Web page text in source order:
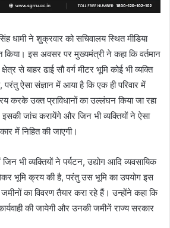
धामी ने शुक्रवार को सचिवालय स्थित मीडिया
किया। इस अवसर पर मुख्यमंत्री ने कहा कि वर्तमान
से बाहर ढाई सौ वर्ग मीटर भूमि कोई भी व्यक्ति
ऐसा संज्ञान में आया है कि एक ही परिवार में
उक्त प्राविधानों का उल्लंघन किया जा रहा
जांच करायेंगे और जिन भी व्यक्तियों ने ऐसा
में निहित की जाएगी।
भी व्यक्तियों ने पर्यटन, उद्योग आदि व्यवसायिक
भूमि क्रय की है, परंतु उस भूमि का उपयोग इस
का विवरण तैयार करा रहे हैं। उन्होंने कहा कि
की जायेगी और उनकी जमीनें राज्य सरकार